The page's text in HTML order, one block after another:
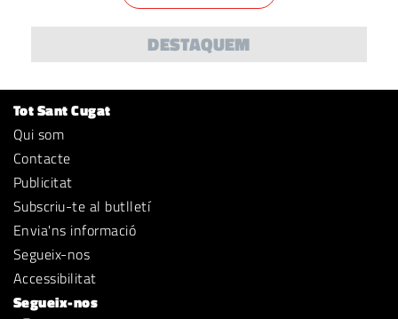
DESTAQUEM
Tot Sant Cugat
Qui som
Contacte
Publicitat
Subscriu-te al butlletí
Envia'ns informació
Segueix-nos
Accessibilitat
Segueix-nos